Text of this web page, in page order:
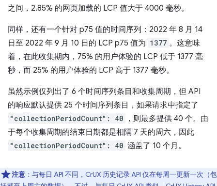
之间，2.85% 的网页加载的 LCP 值大于 4000 毫秒。
同样，还有一个针对 p75 值的时间序列：2022 年 8 月 14
日至 2022 年 9 月 10 日的 LCP p75 值为 1377 。这意味
着，在此收集期内，75% 的用户体验的 LCP 低于 1377 毫
秒，而 25% 的用户体验的 LCP 高于 1377 毫秒。
虽然示例仅列出了 6 个时间序列条目和收集周期，但 API
的响应默认提供 25 个时间序列条目，如果请求中指定了
"collectionPeriodCount": 40
，则最多提供 40 个。由
于每个收集周期的结束日期都是相隔 7 天的周六，因此
"collectionPeriodCount": 40 涵盖了 10 个月。
注意 ：与每日 API 不同，CrUX 历史记录 API 仅在每周一更新一次（包